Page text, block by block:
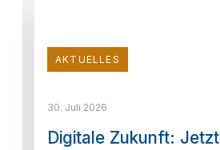
AKTUELLES
30. Juli 2026
Digitale Zukunft: Jetzt